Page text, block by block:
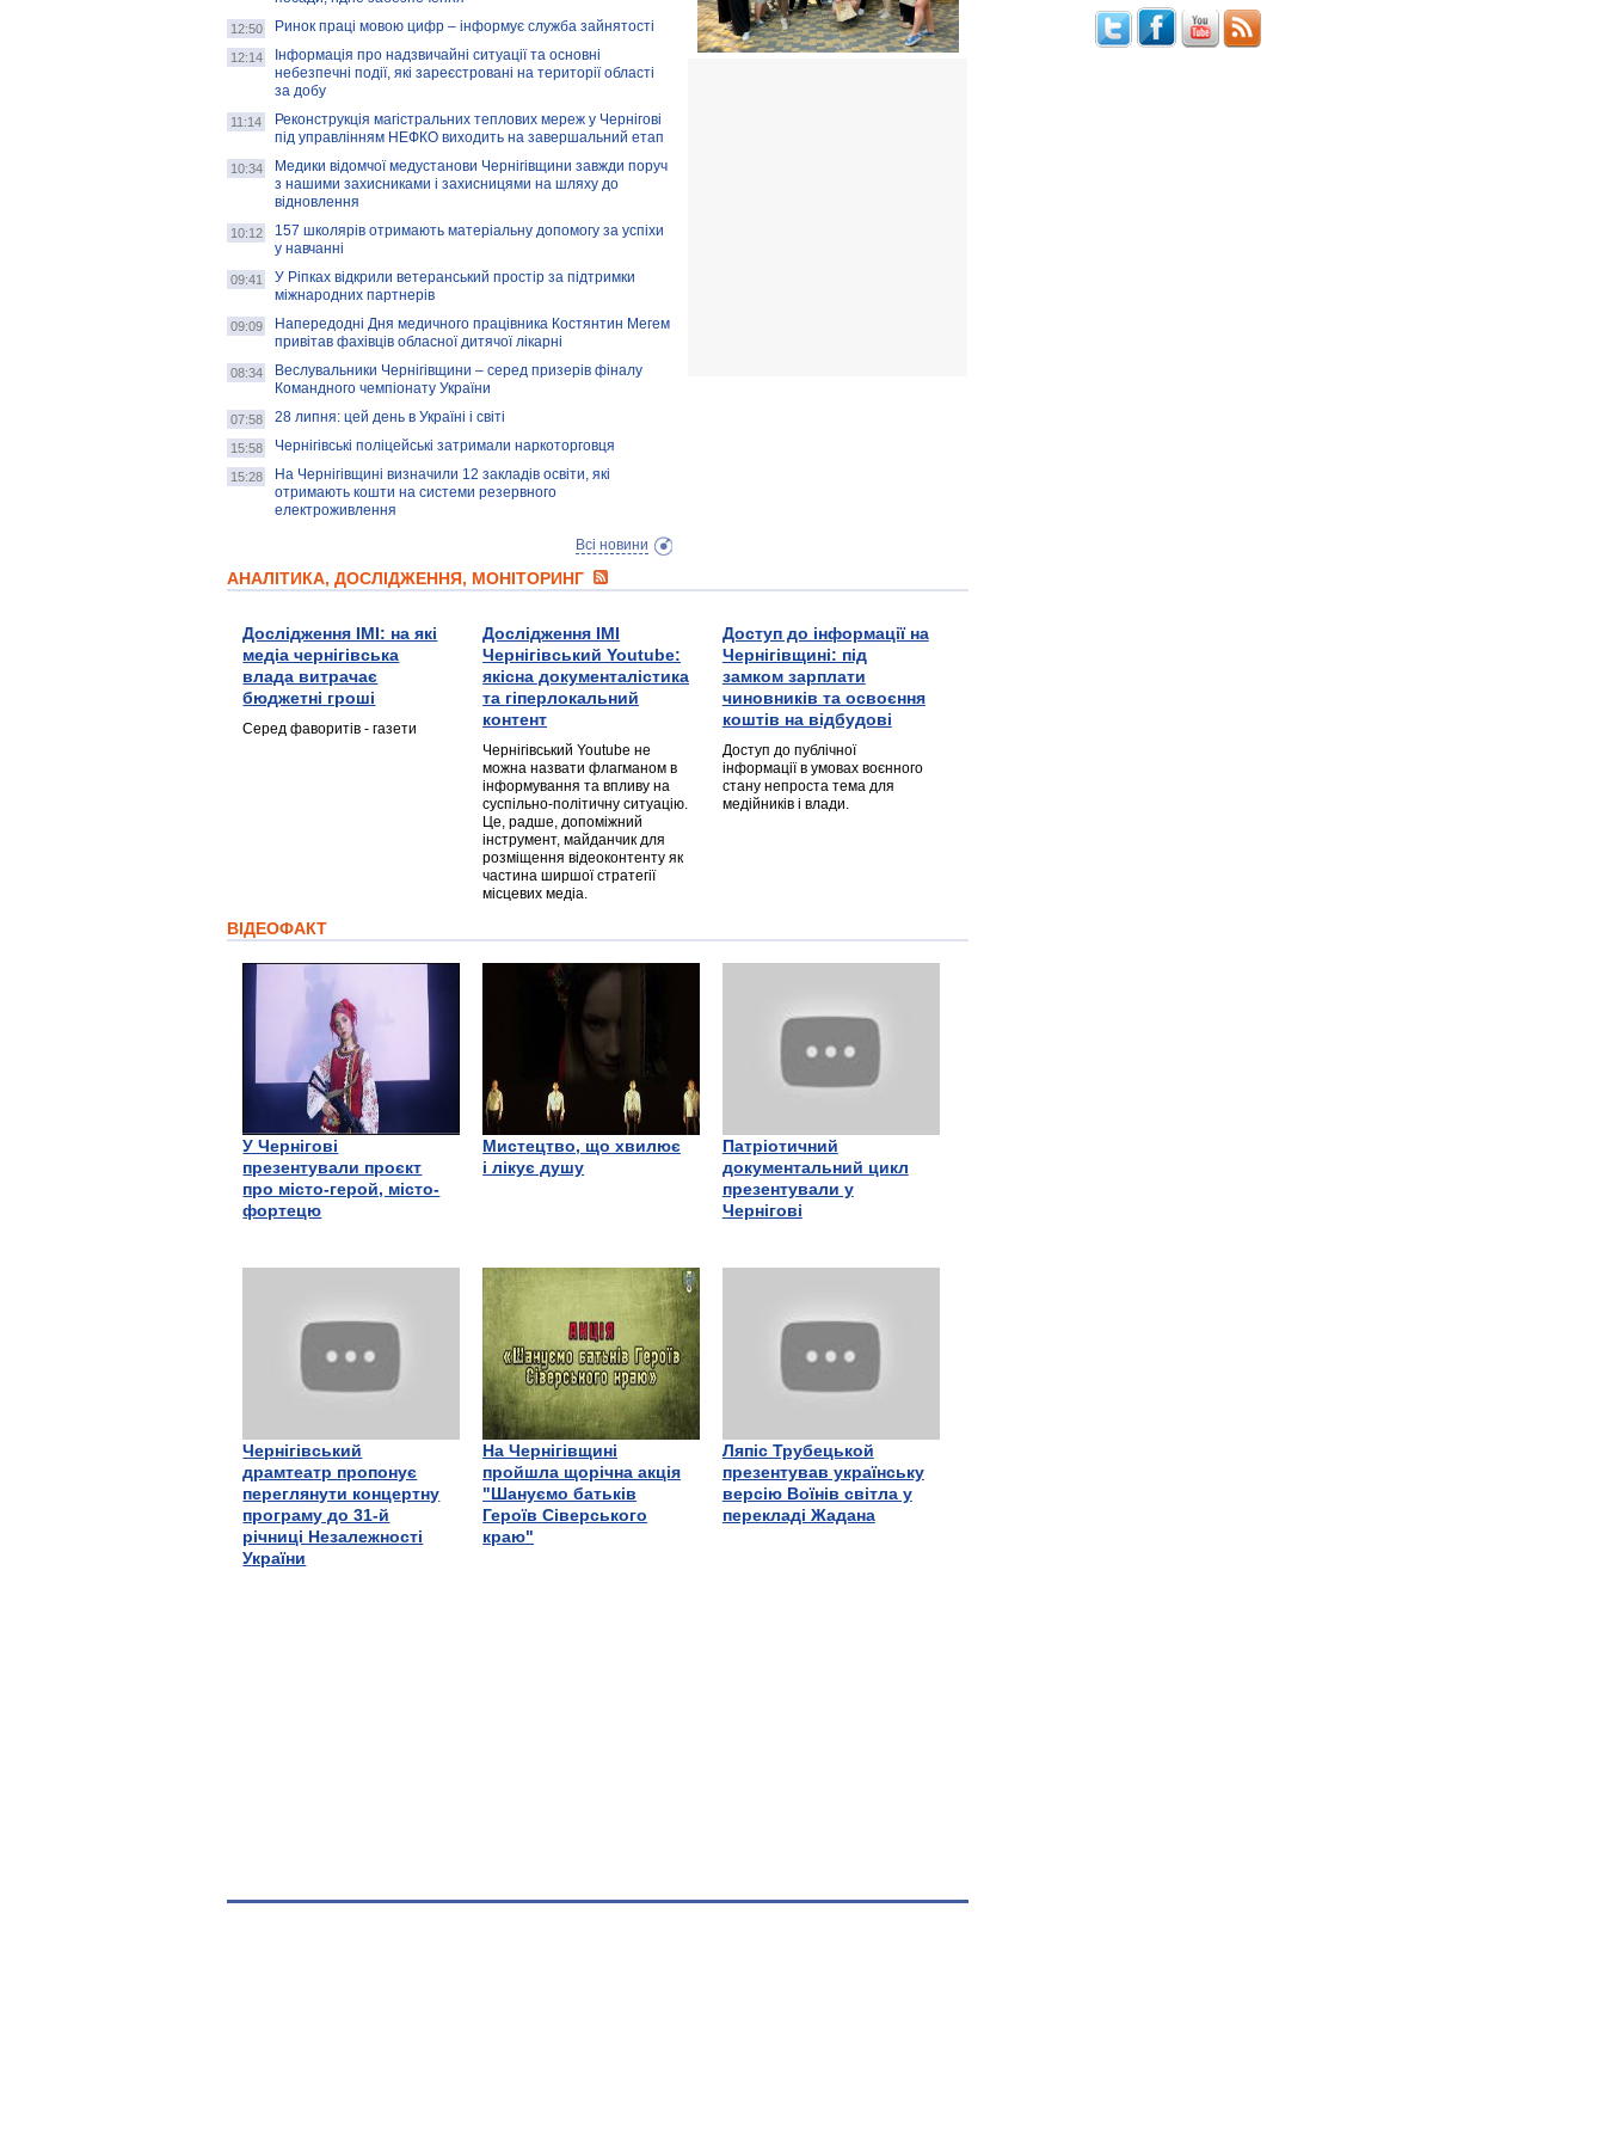
12:50 Ринок праці мовою цифр – інформує служба зайнятості
12:14
Інформація про надзвичайні ситуації та основні
небезпечні події, які зареєстровані на території області
за добу
11:14
Реконструкція магістральних теплових мереж у Чернігові
під управлінням НЕФКО виходить на завершальний етап
10:34
Медики відомчої медустанови Чернігівщини завжди поруч
з нашими захисниками і захисницями на шляху до
відновлення
10:12
157 школярів отримають матеріальну допомогу за успіхи
у навчанні
09:41
У Ріпках відкрили ветеранський простір за підтримки
міжнародних партнерів
09:09
Напередодні Дня медичного працівника Костянтин Мегем
привітав фахівців обласної дитячої лікарні
08:34
Веслувальники Чернігівщини – серед призерів фіналу
Командного чемпіонату України
07:58 28 липня: цей день в Україні і світі
15:58 Чернігівські поліцейські затримали наркоторговця
15:28
На Чернігівщині визначили 12 закладів освіти, які
отримають кошти на системи резервного
електроживлення
Всі новини
АНАЛІТИКА, ДОСЛІДЖЕННЯ, МОНІТОРИНГ
Дослідження ІМІ: на які
медіа чернігівська
влада витрачає
бюджетні гроші
Серед фаворитів - газети
Дослідження ІМІ
Чернігівський Youtube:
якісна документалістика
та гіперлокальний
контент
Чернігівський Youtube не
можна назвати флагманом в
інформування та впливу на
суспільно-політичну ситуацію.
Це, радше, допоміжний
інструмент, майданчик для
розміщення відеоконтенту як
частина ширшої стратегії
місцевих медіа.
Доступ до інформації на
Чернігівщині: під
замком зарплати
чиновників та освоєння
коштів на відбудові
Доступ до публічної
інформації в умовах воєнного
стану непроста тема для
медійників і влади.
ВІДЕОФАКТ
У Чернігові
презентували проєкт
про місто-герой, місто-
фортецю
Мистецтво, що хвилює
і лікує душу
Патріотичний
документальний цикл
презентували у
Чернігові
Чернігівський
драмтеатр пропонує
переглянути концертну
програму до 31-й
річниці Незалежності
України
На Чернігівщині
пройшла щорічна акція
"Шануємо батьків
Героїв Сіверського
краю"
Ляпіс Трубецькой
презентував українську
версію Воїнів світла у
перекладі Жадана